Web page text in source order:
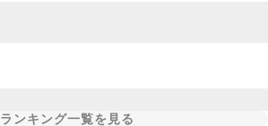
ランキング一覧を見る